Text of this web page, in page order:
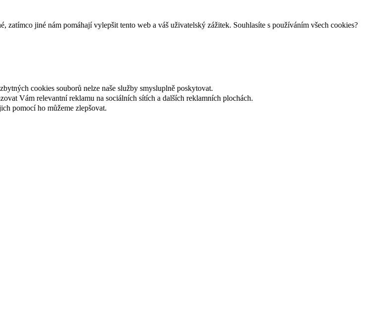
jiné nám pomáhají vylepšit tento web a váš uživatelský zážitek. Souhlasíte s používáním všech cookies?
cookies souborů nelze naše služby smysluplně poskytovat.
Vám relevantní reklamu na sociálních sítích a dalších reklamních plochách.
pomocí ho můžeme zlepšovat.